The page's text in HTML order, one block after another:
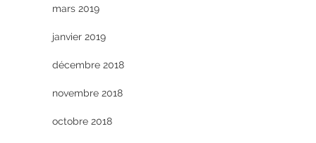
mars 2019
janvier 2019
décembre 2018
novembre 2018
octobre 2018